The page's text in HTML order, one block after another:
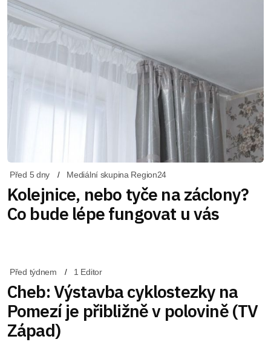
Před 5 dny Mediální skupina Region24
Kolejnice, nebo tyče na záclony?
Co bude lépe fungovat u vás
Před týdnem 1 Editor
Cheb: Výstavba cyklostezky na
Pomezí je přibližně v polovině (TV
Západ)